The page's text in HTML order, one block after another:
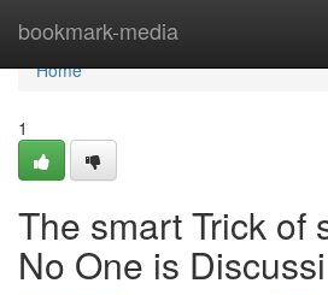
bookmark-media
Home
Home
1
The smart Trick of
No One is